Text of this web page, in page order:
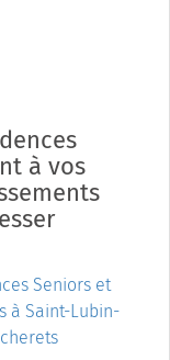
à vos
Seniors et
à Saint-Lubin-